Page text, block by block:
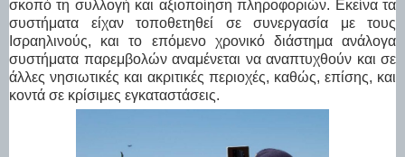
σκοπό τη συλλογή και αξιοποίηση πληροφοριών. Εκείνα τα
συστήματα είχαν τοποθετηθεί σε συνεργασία με τους
Ισραηλινούς, και το επόμενο χρονικό διάστημα ανάλογα
συστήματα παρεμβολών αναμένεται να αναπτυχθούν και σε
άλλες νησιωτικές και ακριτικές περιοχές, καθώς, επίσης, και
κοντά σε κρίσιμες εγκαταστάσεις.